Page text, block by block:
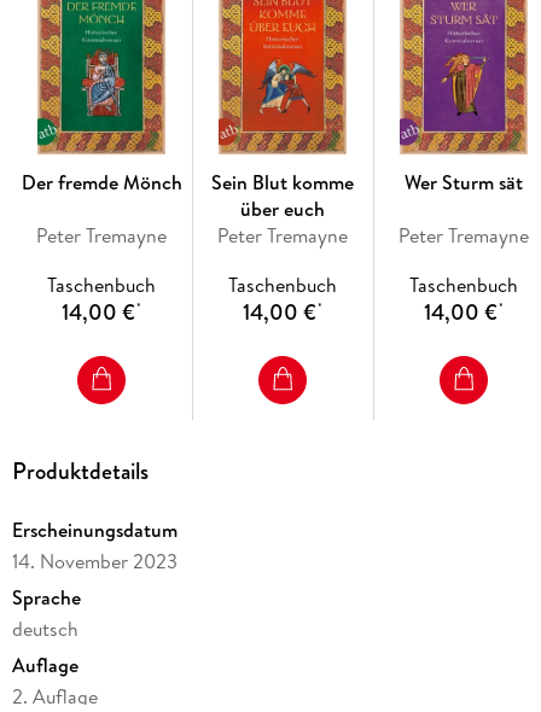
Der fremde Mönch
Peter Tremayne
Taschenbuch
14,00 €*
Sein Blut komme
über euch
Peter Tremayne
Taschenbuch
14,00 €*
Wer Sturm sät
Peter Tremayne
Taschenbuch
14,00 €*
Produktdetails
Erscheinungsdatum
14. November 2023
Sprache
deutsch
Auflage
2. Auflage